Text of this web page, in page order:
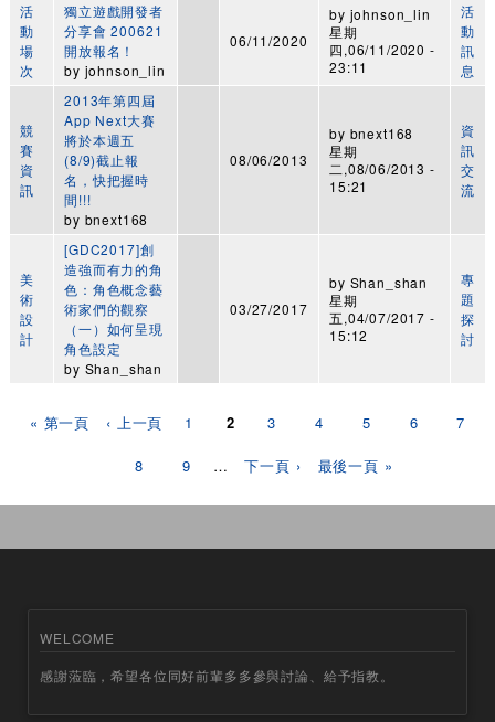
活
動
場
次
獨立遊戲開發者
分享會 200621
開放報名！
by johnson_lin
06/11/2020
by johnson_lin
星期
四,06/11/2020 -
23:11
活
動
訊
息
競
賽
資
訊
2013年第四屆
App Next大賽
將於本週五
(8/9)截止報
名，快把握時
間!!!
by bnext168
08/06/2013
by bnext168
星期
二,08/06/2013 -
15:21
資
訊
交
流
美
術
設
計
[GDC2017]創
造強而有力的角
色：角色概念藝
術家們的觀察
（一）如何呈現
角色設定
by Shan_shan
03/27/2017
by Shan_shan
星期
五,04/07/2017 -
15:12
專
題
探
討
頁面« 第一頁 ‹ 上一頁 1 2 3 4 5 6 7
8 9 … 下一頁 › 最後一頁 »
WELCOME
感謝蒞臨，希望各位同好前輩多多參與討論、給予指教。